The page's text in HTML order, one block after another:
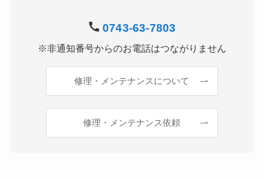
0743-63-7803
※非通知番号からのお電話はつながりません
修理・メンテナンスについて
修理・メンテナンス依頼